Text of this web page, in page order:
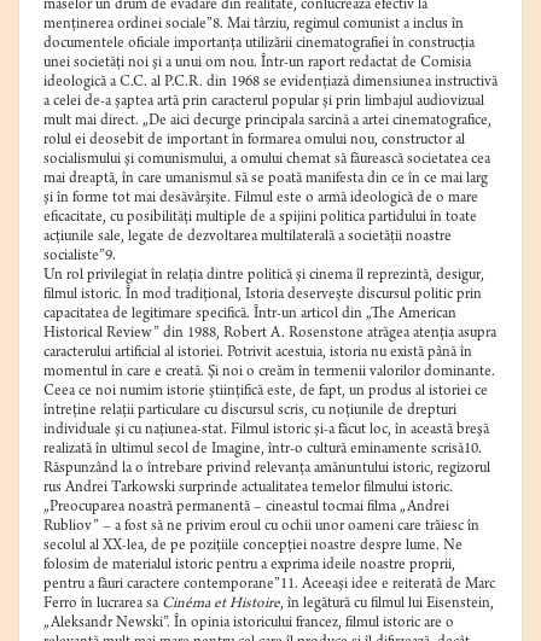
maselor un drum de evadare din realitate, conlucrează efectiv la
menţinerea ordinei sociale”8. Mai târziu, regimul comunist a inclus în
documentele oficiale importanţa utilizării cinematografiei în construcţia
unei societăţi noi şi a unui om nou. Într-un raport redactat de Comisia
ideologică a C.C. al P.C.R. din 1968 se evidenţiază dimensiunea instructivă
a celei de-a şaptea artă prin caracterul popular şi prin limbajul audiovizual
mult mai direct. „De aici decurge principala sarcină a artei cinematografice,
rolul ei deosebit de important în formarea omului nou, constructor al
socialismului şi comunismului, a omului chemat să făurească societatea cea
mai dreaptă, în care umanismul să se poată manifesta din ce în ce mai larg
şi în forme tot mai desăvârşite. Filmul este o armă ideologică de o mare
eficacitate, cu posibilităţi multiple de a spijini politica partidului în toate
acţiunile sale, legate de dezvoltarea multilaterală a societăţii noastre
socialiste”9.
Un rol privilegiat în relaţia dintre politică şi cinema îl reprezintă, desigur,
filmul istoric. În mod tradiţional, Istoria deserveşte discursul politic prin
capacitatea de legitimare specifică. Într-un articol din „The American
Historical Review” din 1988, Robert A. Rosenstone atrăgea atenţia asupra
caracterului artificial al istoriei. Potrivit acestuia, istoria nu există până în
momentul în care e creată. Şi noi o creăm în termenii valorilor dominante.
Ceea ce noi numim istorie ştiinţifică este, de fapt, un produs al istoriei ce
întreţine relaţii particulare cu discursul scris, cu noţiunile de drepturi
individuale şi cu naţiunea-stat. Filmul istoric şi-a făcut loc, în această breşă
realizată în ultimul secol de Imagine, într-o cultură eminamente scrisă10.
Răspunzând la o întrebare privind relevanţa amănuntului istoric, regizorul
rus Andrei Tarkowski surprinde actualitatea temelor filmului istoric.
„Preocuparea noastră permanentă – cineastul tocmai filma „Andrei
Rubliov” – a fost să ne privim eroul cu ochii unor oameni care trăiesc în
secolul al XX-lea, de pe poziţiile concepţiei noastre despre lume. Ne
folosim de materialul istoric pentru a exprima ideile noastre proprii,
pentru a făuri caractere contemporane”11. Aceeaşi idee e reiterată de Marc
Ferro în lucrarea sa Cinéma et Histoire, în legătură cu filmul lui Eisenstein,
„Aleksandr Newski”. În opinia istoricului francez, filmul istoric are o